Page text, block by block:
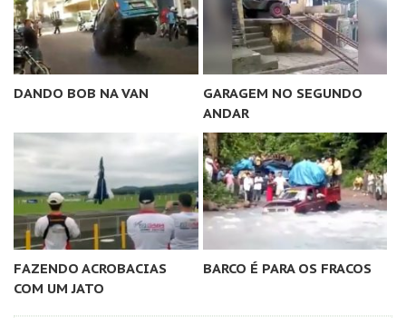
DANDO BOB NA VAN
GARAGEM NO SEGUNDO
ANDAR
FAZENDO ACROBACIAS
COM UM JATO
BARCO É PARA OS FRACOS